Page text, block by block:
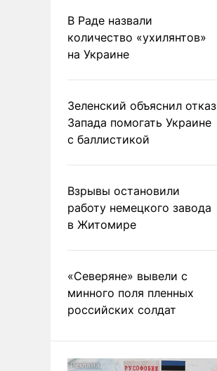
В Раде назвали
количество «ухилянтов»
на Украине
Зеленский объяснил отказ
Запада помогать Украине
с баллистикой
Взрывы остановили
работу немецкого завода
в Житомире
«Северяне» вывели с
минного поля пленных
российских солдат